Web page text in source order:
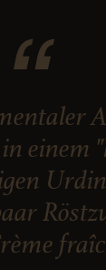
einem